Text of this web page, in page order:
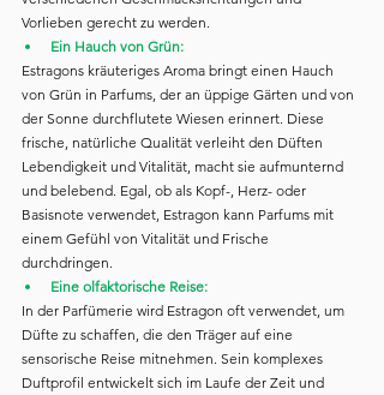
Vorlieben gerecht zu werden.
Ein Hauch von Grün:
Estragons kräuteriges Aroma bringt einen Hauch
von Grün in Parfums, der an üppige Gärten und von
der Sonne durchflutete Wiesen erinnert. Diese
frische, natürliche Qualität verleiht den Düften
Lebendigkeit und Vitalität, macht sie aufmunternd
und belebend. Egal, ob als Kopf-, Herz- oder
Basisnote verwendet, Estragon kann Parfums mit
einem Gefühl von Vitalität und Frische
durchdringen.
Eine olfaktorische Reise:
In der Parfümerie wird Estragon oft verwendet, um
Düfte zu schaffen, die den Träger auf eine
sensorische Reise mitnehmen. Sein komplexes
Duftprofil entwickelt sich im Laufe der Zeit und